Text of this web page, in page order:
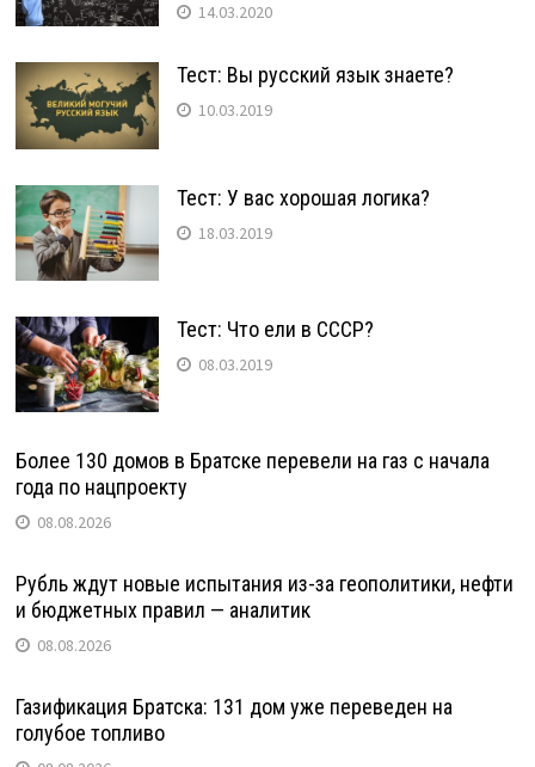
14.03.2020
Тест: Вы русский язык знаете?
10.03.2019
Тест: У вас хорошая логика?
18.03.2019
Тест: Что ели в СССР?
08.03.2019
Более 130 домов в Братске перевели на газ с начала
года по нацпроекту
08.08.2026
Рубль ждут новые испытания из-за геополитики, нефти
и бюджетных правил — аналитик
08.08.2026
Газификация Братска: 131 дом уже переведен на
голубое топливо